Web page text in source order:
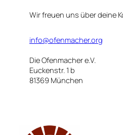
Wir freuen uns über deine
info@ofenmacher.org
Die Ofenmacher e.V.
Euckenstr. 1 b
81369 München